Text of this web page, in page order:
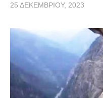
25 ΔΕΚΕΜΒΡΊΟΥ, 2023